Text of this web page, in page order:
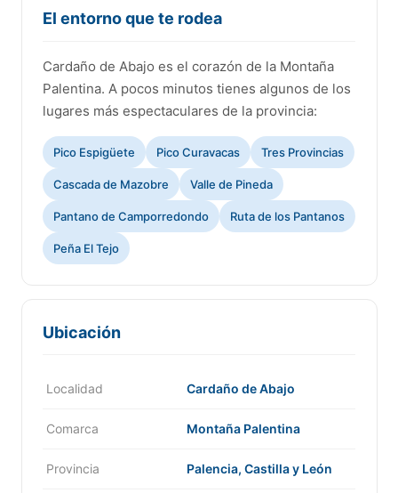
El entorno que te rodea
Cardaño de Abajo es el corazón de la Montaña
Palentina. A pocos minutos tienes algunos de los
lugares más espectaculares de la provincia:
Pico Espigüete Pico Curavacas Tres Provincias
Cascada de Mazobre Valle de Pineda
Pantano de Camporredondo Ruta de los Pantanos
Peña El Tejo
Ubicación
Localidad Cardaño de Abajo
Comarca Montaña Palentina
Provincia Palencia, Castilla y León